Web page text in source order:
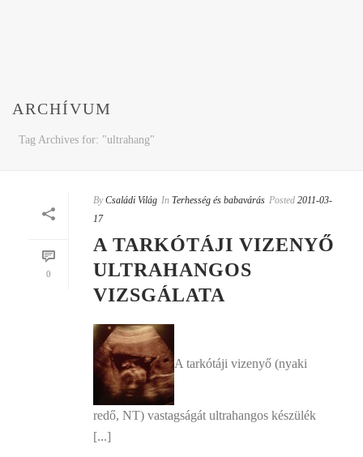
ARCHÍVUM
Tag Archives for: "ultrahang"
0
By Családi Világ In Terhesség és babavárás Posted 2011-03-
17
A TARKÓTÁJI VIZENYŐ
ULTRAHANGOS
VIZSGÁLATA
A tarkótáji vizenyő (nyaki
redő, NT) vastagságát ultrahangos készülék
[...]